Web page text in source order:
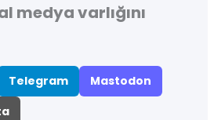
medya varlığını
Telegram
Mastodon